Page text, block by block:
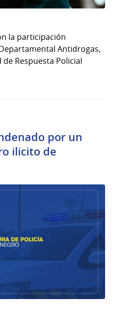
la participación
Antidrogas,
de Respuesta Policial
por un
ilicito de